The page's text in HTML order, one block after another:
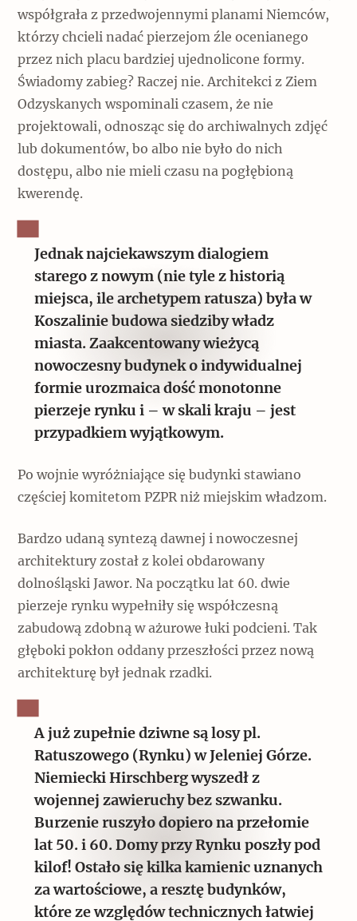
współgrała z przedwojennymi planami Niemców,
którzy chcieli nadać pierzejom źle ocenianego
przez nich placu bardziej ujednolicone formy.
Świadomy zabieg? Raczej nie. Architekci z Ziem
Odzyskanych wspominali czasem, że nie
projektowali, odnosząc się do archiwalnych zdjęć
lub dokumentów, bo albo nie było do nich
dostępu, albo nie mieli czasu na pogłębioną
kwerendę.
Jednak najciekawszym dialogiem
starego z nowym (nie tyle z historią
miejsca, ile archetypem ratusza) była w
Koszalinie budowa siedziby władz
miasta. Zaakcentowany wieżycą
nowoczesny budynek o indywidualnej
formie urozmaica dość monotonne
pierzeje rynku i – w skali kraju – jest
przypadkiem wyjątkowym.
Po wojnie wyróżniające się budynki stawiano
częściej komitetom PZPR niż miejskim władzom.
Bardzo udaną syntezą dawnej i nowoczesnej
architektury został z kolei obdarowany
dolnośląski Jawor. Na początku lat 60. dwie
pierzeje rynku wypełniły się współczesną
zabudową zdobną w ażurowe łuki podcieni. Tak
głęboki pokłon oddany przeszłości przez nową
architekturę był jednak rzadki.
A już zupełnie dziwne są losy pl.
Ratuszowego (Rynku) w Jeleniej Górze.
Niemiecki Hirschberg wyszedł z
wojennej zawieruchy bez szwanku.
Burzenie ruszyło dopiero na przełomie
lat 50. i 60. Domy przy Rynku poszły pod
kilof! Ostało się kilka kamienic uznanych
za wartościowe, a resztę budynków,
które ze względów technicznych łatwiej